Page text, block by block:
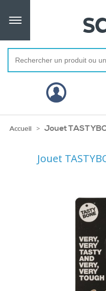
Accueil > Jouet
Jouet